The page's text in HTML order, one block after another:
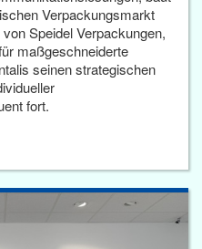
Verpackungsmarkt
Speidel Verpackungen,
maßgeschneiderte
seinen strategischen
fort.